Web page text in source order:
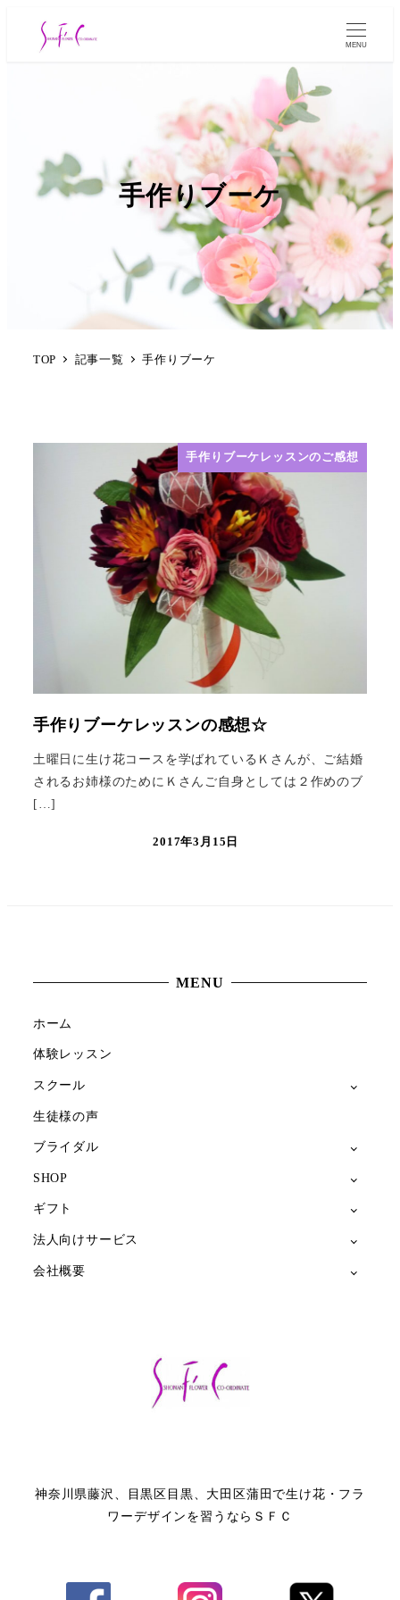
MENU
手作りブーケ
TOP 記事一覧 手作りブーケ
手作りブーケレッスンのご感想
手作りブーケレッスンの感想☆
土曜日に生け花コースを学ばれているＫさんが、ご結婚
されるお姉様のためにＫさんご自身としては２作めのブ
[…]
2017年3月15日
MENU
ホーム
体験レッスン
スクール
生徒様の声
ブライダル
SHOP
ギフト
法人向けサービス
会社概要
神奈川県藤沢、目黒区目黒、大田区蒲田で生け花・フラ
ワーデザインを習うならＳＦＣ